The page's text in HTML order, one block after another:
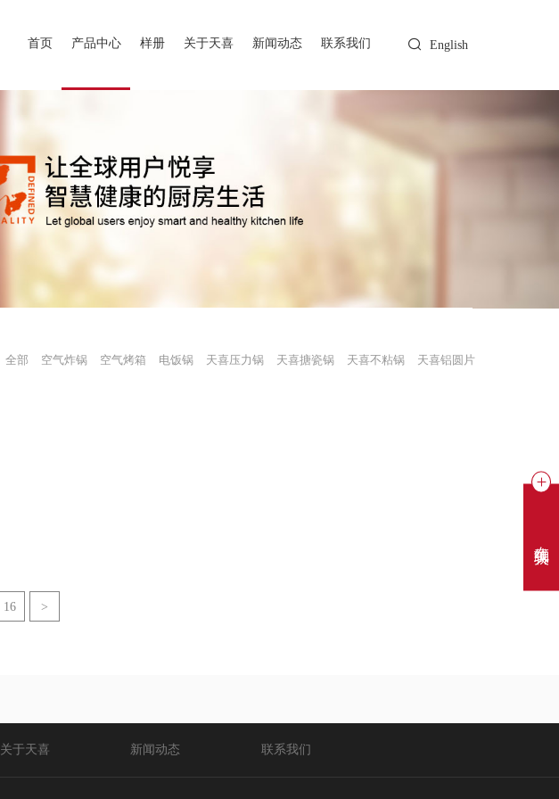
首页 产品中心 样册 关于天喜 新闻动态 联系我们 English
全部 空气炸锅 空气烤箱 电饭锅 天喜压力锅 天喜搪瓷锅 天喜不粘锅 天喜铝圆片
16 >
关于天喜 新闻动态 联系我们